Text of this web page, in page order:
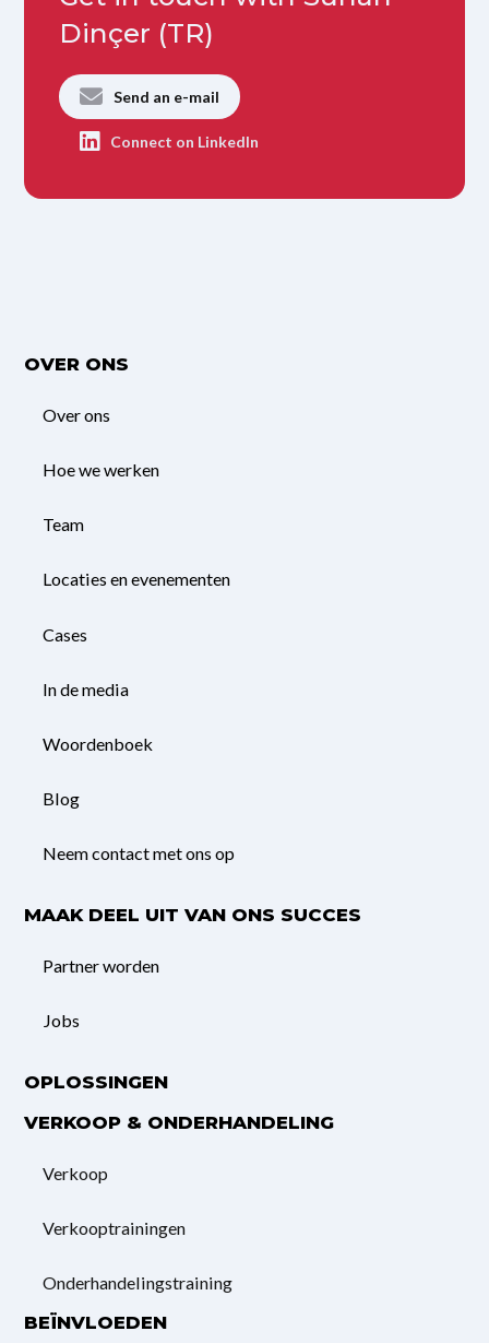
Dinçer (TR)
Send an e-mail
Connect on LinkedIn
OVER ONS
Over ons
Hoe we werken
Team
Locaties en evenementen
Cases
In de media
Woordenboek
Blog
Neem contact met ons op
MAAK DEEL UIT VAN ONS SUCCES
Partner worden
Jobs
OPLOSSINGEN
VERKOOP & ONDERHANDELING
Verkoop
Verkooptrainingen
Onderhandelings­training
BEÏNVLOEDEN